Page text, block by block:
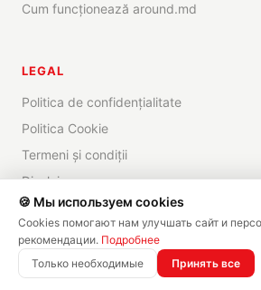
Cum funcționează around.md
LEGAL
Politica de confidențialitate
Politica Cookie
Termeni și condiții
Disclaimer
©2026around.md —Toate drepturile rezervate
✨Creat deDRICOMM
🍪 Мы используем cookies
Cookies помогают нам улучшать сайт и
рекомендации. Подробнее
Только необходимые
Принять все